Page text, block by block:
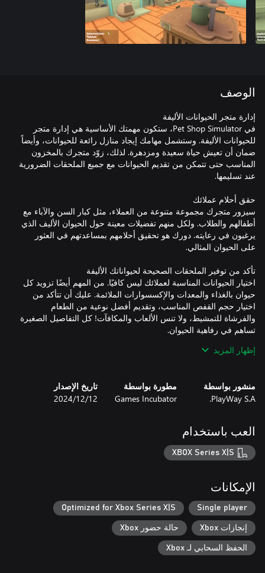
الوصف
في Pet Shop Simulator، ستكون مهمتك الأساسية هي إدارة متجر
للحيوانات الأليفة. وستشمل مهامك إيجاد منازل رائعة للحيوانات، وأيضاً
ضمان أن تعيش حياة سعيدة ومزدهرة. لذلك، زوّد متجرك بالمخزون
المناسب حتى تتمكن من تقديم الحيوانات مع جميع الملحقات الضرورية
سيزور متجرك مجموعة متنوعة من العملاء، مثل كبار السن والآباء مع
أطفالهم والطلاب. ولكل منهم تفضيلات معينة حول الحيوان الأليف الذي
يرغبون في رعايته. دورك هو تحقيق أحلامهم بمساعدتهم في العثور
اختيار الحيوانات المناسبة لعملائك ليس كافيًا. من المهم أيضًا تزويد كل
حيوان بالغذاء والمعدات والإكسسوارات الملائمة. عليك أن تتأكد من
اختيار حجم القفص المناسب، وتقديم أفضل نوعية من الطعام
والفرشاة للتمشيط، ولا تنس الألعاب والمكافآت! كل التفاصيل الصغيرة
المتجر، قدم طلبات جديدة، واستورد المعدات المتخصصة بناءً على
طلبات عملائك. الإدارة الجيدة لمتجرك ستجلب لك العديد من الفوائد
قم بإدارة وتطوير متجر الحيوانات الأليفة الخاص بك، مع توسيع مساحته
وقدراته وتنويع منتجاته. اعتنِ بعملائك واستمع إلى آرائهم، واشتري
إظهار المزيد
منشور بواسطة
PlayWay S.A.
مطورة بواسطة
Games Incubator
تاريخ الإصدار
12‏/12‏/2024
العب باستخدام
XBOX Series X|S
الإمكانات
Single player
Optimized for Xbox Series X|S
إنجازات Xbox حالة حضور Xbox
الحفظ السحابي لـ Xbox